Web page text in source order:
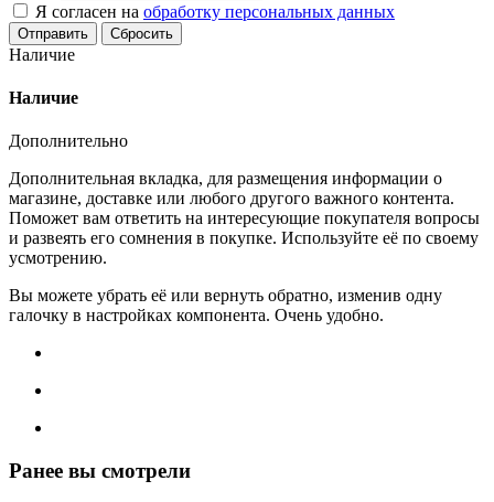
Я согласен на обработку персональных данных
Сбросить
Наличие
Наличие
Дополнительно
Дополнительная вкладка, для размещения информации о
магазине, доставке или любого другого важного контента.
Поможет вам ответить на интересующие покупателя вопросы
и развеять его сомнения в покупке. Используйте её по своему
усмотрению.
Вы можете убрать её или вернуть обратно, изменив одну
галочку в настройках компонента. Очень удобно.
Ранее вы смотрели